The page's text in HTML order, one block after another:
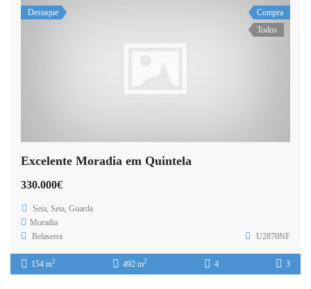
Destaque
Compra
Todos
Excelente Moradia em Quintela
330.000€
Seia, Seia, Guarda
Moradia
Belaserra
U2870NF
154 m2 492 m2 4 3